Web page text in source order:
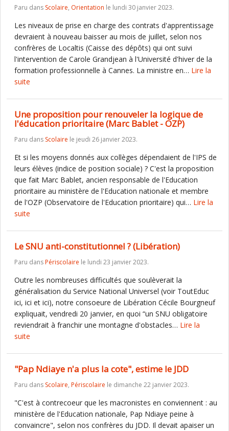
Paru dans Scolaire, Orientation le lundi 30 janvier 2023.
Les niveaux de prise en charge des contrats d'apprentissage
devraient à nouveau baisser au mois de juillet, selon nos
confrères de Localtis (Caisse des dépôts) qui ont suivi
l'intervention de Carole Grandjean à l'Université d'hiver de la
formation professionnelle à Cannes. La ministre en… Lire la
suite
Une proposition pour renouveler la logique de
l'éducation prioritaire (Marc Bablet - OZP)
Paru dans Scolaire le jeudi 26 janvier 2023.
Et si les moyens donnés aux collèges dépendaient de l'IPS de
leurs élèves (indice de position sociale) ? C'est la proposition
que fait Marc Bablet, ancien responsable de l'Education
prioritaire au ministère de l'Education nationale et membre
de l'OZP (Observatoire de l'Education prioritaire) qui… Lire la
suite
Le SNU anti-constitutionnel ? (Libération)
Paru dansPériscolaire le lundi 23 janvier 2023.
Outre les nombreuses difficultés que soulèverait la
généralisation du Service National Universel (voir ToutEduc
ici, ici et ici), notre consoeure de Libération Cécile Bourgneuf
expliquait, vendredi 20 janvier, en quoi “un SNU obligatoire
reviendrait à franchir une montagne d'obstacles… Lire la
suite
"Pap Ndiaye n'a plus la cote", estime le JDD
Paru dans Scolaire, Périscolaire le dimanche 22 janvier 2023.
"C'est à contrecoeur que les macronistes en conviennent : au
ministère de l'Education nationale, Pap Ndiaye peine à
convaincre", selon nos confrères du JDD. Il devait apaiser un